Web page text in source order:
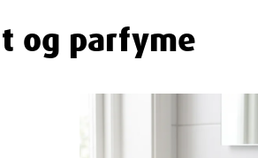
og parfyme